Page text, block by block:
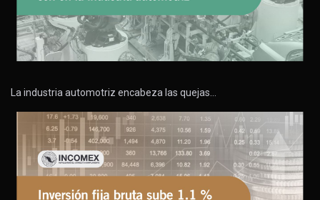
La industria automotriz encabeza las quejas…